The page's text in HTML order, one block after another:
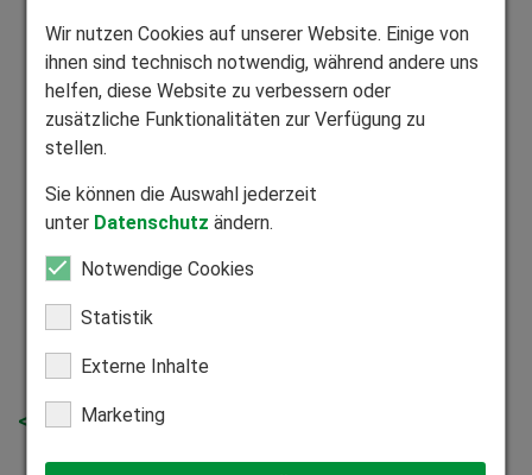
Einstellarbeiten
Wintergartenbeschattung vornehmen? Hier haben wir
nützliche Anleitungen für Sie.
Schritt-für-Schritt-Anleitungen zum Download
<< Zurück zur Übersicht
Wir nutzen Cookies auf unserer Website. Einige von
ihnen sind technisch notwendig, während andere uns
helfen, diese Website zu verbessern oder
zusätzliche Funktionalitäten zur Verfügung zu
stellen.
Sie können die Auswahl jederzeit
unter Datenschutz ändern.
Notwendige Cookies
Statistik
Externe Inhalte
Marketing